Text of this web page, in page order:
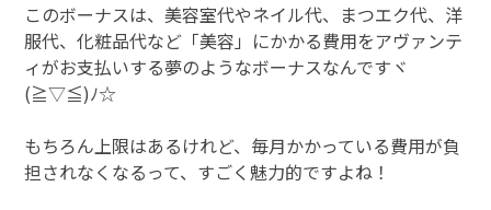
このボーナスは、美容室代やネイル代、まつエク代、洋
服代、化粧品代など「美容」にかかる費用をアヴァンテ
ィがお支払いする夢のようなボーナスなんですヾ
(≧▽≦)ﾉ☆
もちろん上限はあるけれど、毎月かかっている費用が負
担されなくなるって、すごく魅力的ですよね！